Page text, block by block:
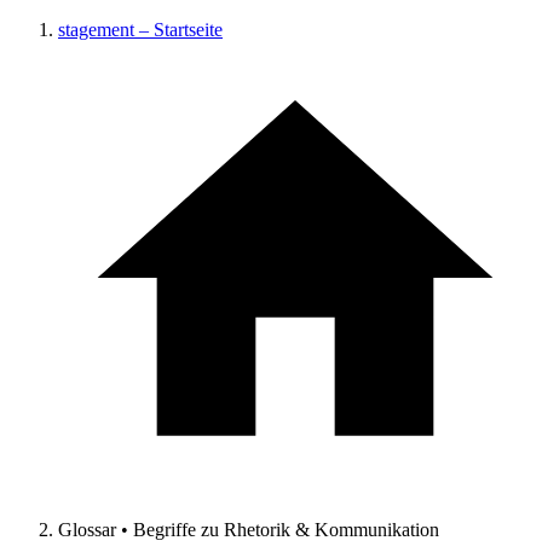
stagement – Startseite
Glossar • Begriffe zu Rhetorik & Kommunikation